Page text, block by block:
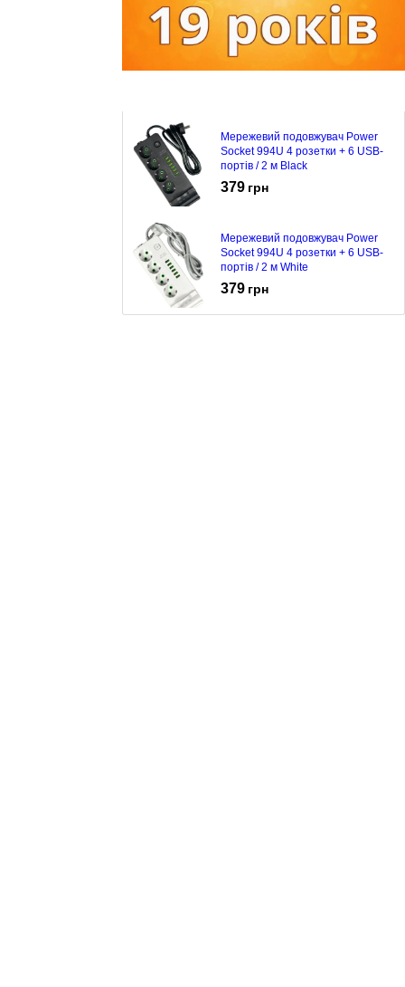
Мережевий подовжувач Power
Socket 994U 4 розетки + 6 USB-
портів / 2 м Black
379 грн
Мережевий подовжувач Power
Socket 994U 4 розетки + 6 USB-
портів / 2 м White
379 грн